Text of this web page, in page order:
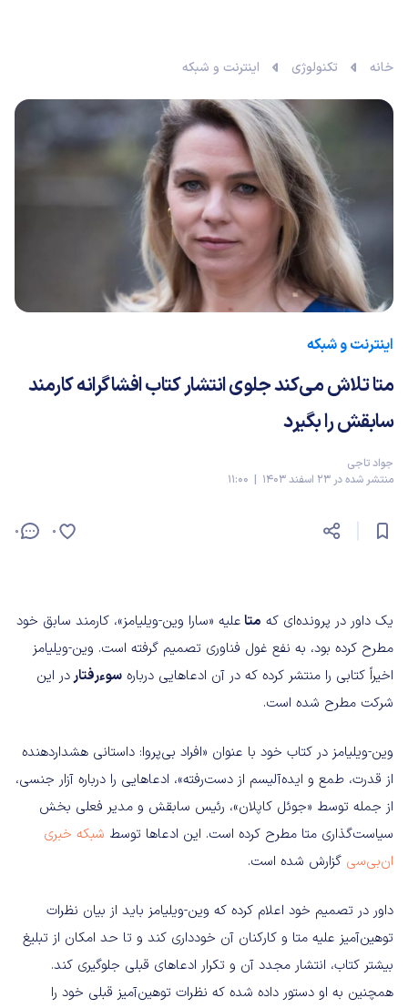
خانه تکنولوژی اینترنت و شبکه
اینترنت و شبکه
متا تلاش می‌کند جلوی انتشار کتاب افشاگرانه کارمند
سابقش را بگیرد
جواد تاجی
منتشر شده در 23 اسفند 1403 | 11:00
0 0
یک داور در پرونده‌ای که متاعلیه «سارا وین-ویلیامز»، کارمند سابق خود
مطرح کرده بود، به نفع غول فناوری تصمیم گرفته است. وین-ویلیامز
اخیراً کتابی را منتشر کرده که در آن ادعاهایی درباره سوءرفتاردر این
شرکت مطرح شده است.
وین-ویلیامز در کتاب خود با عنوان «افراد بی‌پروا: داستانی هشداردهنده
از قدرت، طمع و ایده‌آلیسم از دست‌رفته»، ادعاهایی را درباره آزار جنسی،
از جمله توسط «جوئل کاپلان»، رئیس سابقش و مدیر فعلی بخش
سیاست‌گذاری متا مطرح کرده است. این ادعاها توسط شبکه خبری
ان‌بی‌سی گزارش شده است.
داور در تصمیم خود اعلام کرده که وین-ویلیامز باید از بیان نظرات
توهین‌آمیز علیه متا و کارکنان آن خودداری کند و تا حد امکان از تبلیغ
بیشتر کتاب، انتشار مجدد آن و تکرار ادعاهای قبلی جلوگیری کند.
همچنین به او دستور داده شده که نظرات توهین‌آمیز قبلی خود را